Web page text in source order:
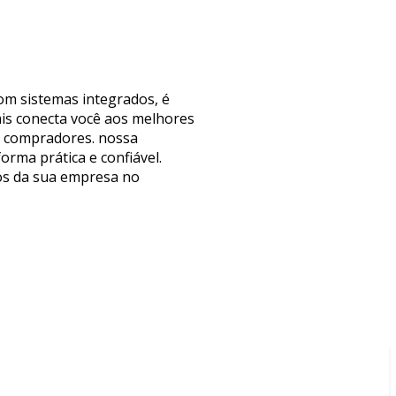
sistemas integrados, é
conecta você aos melhores
nossa
prática e confiável.
da sua empresa no